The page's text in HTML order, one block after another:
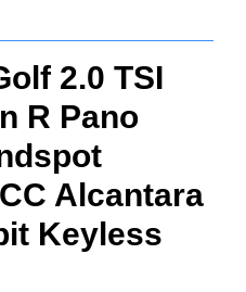
2.0 TSI
R Pano
Alcantara
Keyless